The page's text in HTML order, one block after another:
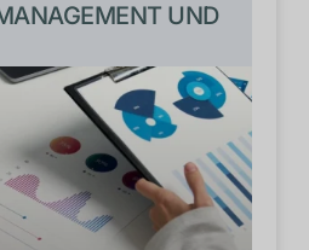
UND